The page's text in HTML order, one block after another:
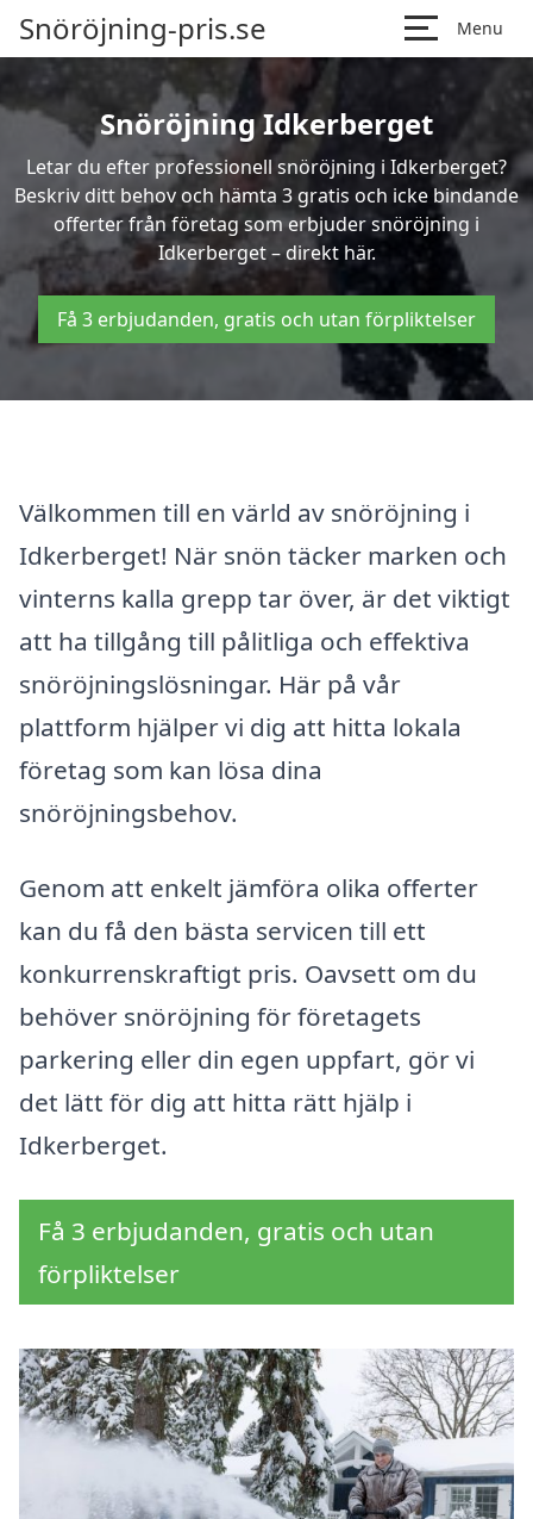
Snöröjning-pris.se Menu
Snöröjning Idkerberget
Letar du efter professionell snöröjning i Idkerberget?
Beskriv ditt behov och hämta 3 gratis och icke bindande
offerter från företag som erbjuder snöröjning i
Idkerberget – direkt här.
Få 3 erbjudanden, gratis och utan förpliktelser
Välkommen till en värld av snöröjning i
Idkerberget! När snön täcker marken och
vinterns kalla grepp tar över, är det viktigt
att ha tillgång till pålitliga och effektiva
snöröjningslösningar. Här på vår
plattform hjälper vi dig att hitta lokala
företag som kan lösa dina
snöröjningsbehov.
Genom att enkelt jämföra olika offerter
kan du få den bästa servicen till ett
konkurrenskraftigt pris. Oavsett om du
behöver snöröjning för företagets
parkering eller din egen uppfart, gör vi
det lätt för dig att hitta rätt hjälp i
Idkerberget.
Få 3 erbjudanden, gratis och utan
förpliktelser